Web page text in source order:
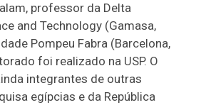
professor da Delta
and Technology (Gamasa,
Pompeu Fabra (Barcelona,
foi realizado na USP. O
integrantes de outras
egípcias e da República